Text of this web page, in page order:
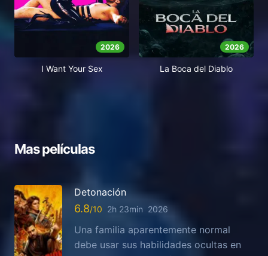
2026
I Want Your Sex
2026
La Boca del Diablo
Mas películas
Detonación
6.8 2h 23min 2026
Una familia aparentemente normal
debe usar sus habilidades ocultas en